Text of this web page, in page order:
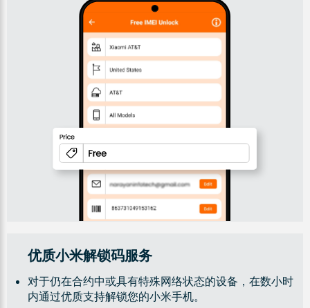
优质小米解锁码服务
对于仍在合约中或具有特殊网络状态的设备，在数小时
内通过优质支持解锁您的小米手机。